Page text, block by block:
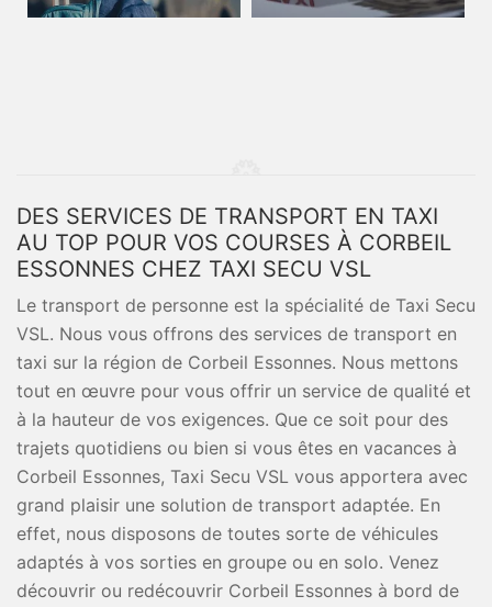
DES SERVICES DE TRANSPORT EN TAXI
AU TOP POUR VOS COURSES À CORBEIL
ESSONNES CHEZ TAXI SECU VSL
Le transport de personne est la spécialité de Taxi Secu
VSL. Nous vous offrons des services de transport en
taxi sur la région de Corbeil Essonnes. Nous mettons
tout en œuvre pour vous offrir un service de qualité et
à la hauteur de vos exigences. Que ce soit pour des
trajets quotidiens ou bien si vous êtes en vacances à
Corbeil Essonnes, Taxi Secu VSL vous apportera avec
grand plaisir une solution de transport adaptée. En
effet, nous disposons de toutes sorte de véhicules
adaptés à vos sorties en groupe ou en solo. Venez
découvrir ou redécouvrir Corbeil Essonnes à bord de